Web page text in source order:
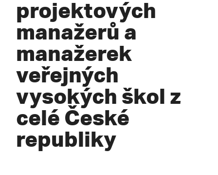
projektových
manažerů a
manažerek
veřejných
vysokých škol z
celé České
republiky